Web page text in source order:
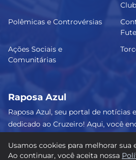
Polêmicas e Controvérsias
Ações Sociais e
Comunitárias
Raposa Azul
Raposa Azul, seu portal de notícias
dedicado ao Cruzeiro! Aqui, você
sobre o nosso amado clube. Junte-
Usamos cookies para melhorar sua
Ao continuar, você aceita nossa